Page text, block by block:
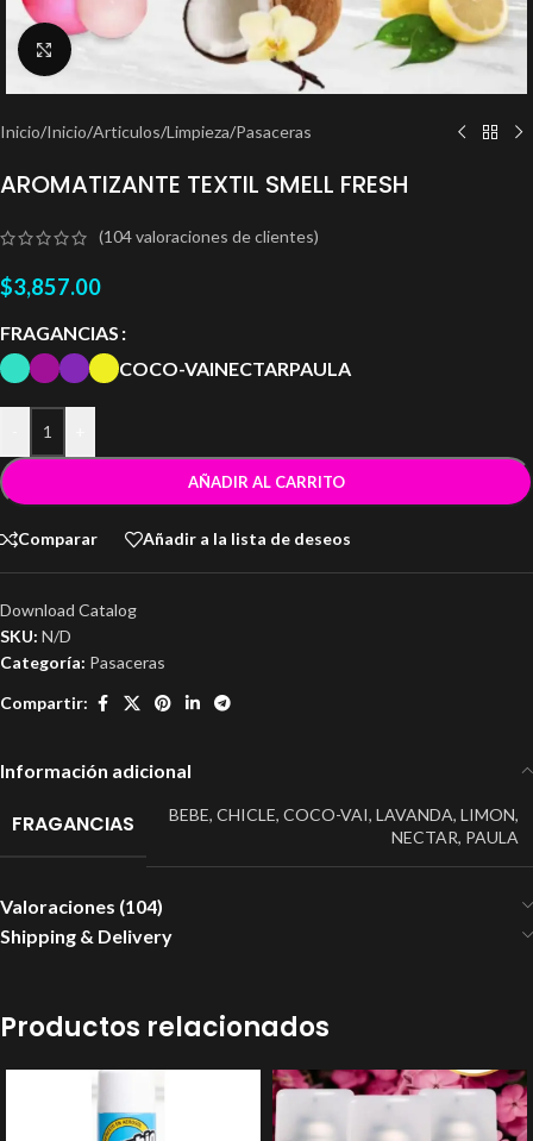
Clic para ampliar
Inicio/Inicio/Articulos/Limpieza/Pasaceras
AROMATIZANTE TEXTIL SMELL FRESH
(104valoraciones de clientes)
$3,857.00
FRAGANCIAS
COCO-VAINECTARPAULA
AÑADIR AL CARRITO
Comparar Añadir a la lista de deseos
Download Catalog
SKU: N/D
Categoría: Pasaceras
Compartir:
Información adicional
FRAGANCIAS BEBE, CHICLE, COCO-VAI, LAVANDA, LIMON,
NECTAR, PAULA
Valoraciones (104)
Shipping & Delivery
Productos relacionados